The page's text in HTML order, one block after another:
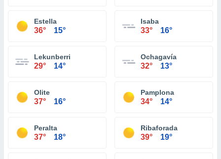
Estella
36° 15°
Isaba
33° 16°
Lekunberri
29° 14°
Ochagavía
32° 13°
Olite
37° 16°
Pamplona
34° 14°
Peralta
37° 18°
Ribaforada
39° 19°